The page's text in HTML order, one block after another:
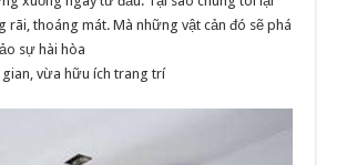
rãi, thoáng mát. Mà những vật cản đó sẽ phá
sự hài hòa
vừa hữu ích trang trí